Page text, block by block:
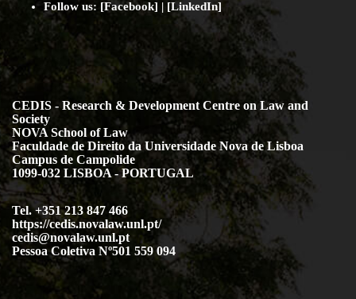
Follow us: [Facebook] | [LinkedIn]
CEDIS - Research & Development Centre on Law and
Society
NOVA School of Law
Faculdade de Direito da Universidade Nova de Lisboa
Campus de Campolide
1099-032 LISBOA - PORTUGAL
Tel. +351 213 847 466
https://cedis.novalaw.unl.pt/
cedis@novalaw.unl.pt
Pessoa Coletiva Nº501 559 094